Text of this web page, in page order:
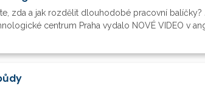
zda a jak rozdělit dlouhodobé pracovní
centrum Praha vydalo NOVÉ VIDEO v